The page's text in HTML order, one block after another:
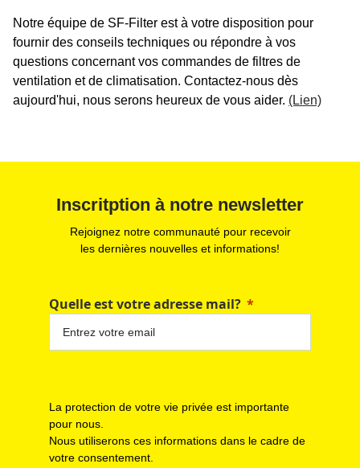
Notre équipe de SF-Filter est à votre disposition pour
fournir des conseils techniques ou répondre à vos
questions concernant vos commandes de filtres de
ventilation et de climatisation. Contactez-nous dès
aujourd'hui, nous serons heureux de vous aider. (Lien)
Inscritption à notre newsletter
Rejoignez notre communauté pour recevoir
les dernières nouvelles et informations!
Quelle est votre adresse mail?
La protection de votre vie privée est importante
pour nous.
Nous utiliserons ces informations dans le cadre de
votre consentement.